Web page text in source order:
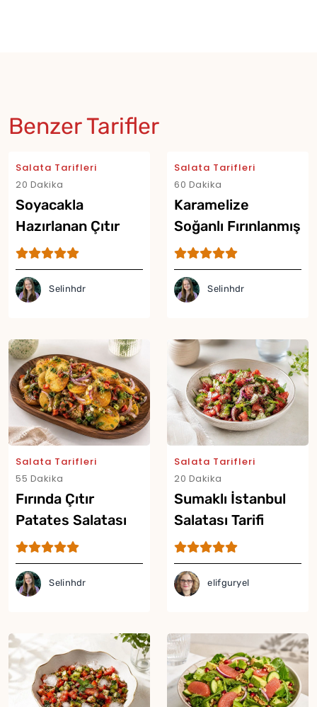
Benzer Tarifler
Salata Tarifleri
20 Dakika
Soyacakla
Hazırlanan Çıtır
Salata Tarifi
Selinhdr
Salata Tarifleri
60 Dakika
Karamelize
Soğanlı Fırınlanmış
Patates Salatası
Tarifi
Selinhdr
Salata Tarifleri
55 Dakika
Fırında Çıtır
Patates Salatası
Tarifi
Selinhdr
Salata Tarifleri
20 Dakika
Sumaklı İstanbul
Salatası Tarifi
elifguryel